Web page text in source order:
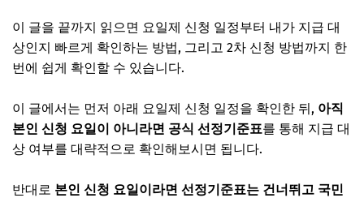
이 글을 끝까지 읽으면 요일제 신청 일정부터 내가 지급 대
상인지 빠르게 확인하는 방법, 그리고 2차 신청 방법까지 한
번에 쉽게 확인할 수 있습니다.
이 글에서는 먼저 아래 요일제 신청 일정을 확인한 뒤, 아직
본인 신청 요일이 아니라면 공식 선정기준표를 통해 지급 대
상 여부를 대략적으로 확인해보시면 됩니다.
반대로 본인 신청 요일이라면 선정기준표는 건너뛰고 국민